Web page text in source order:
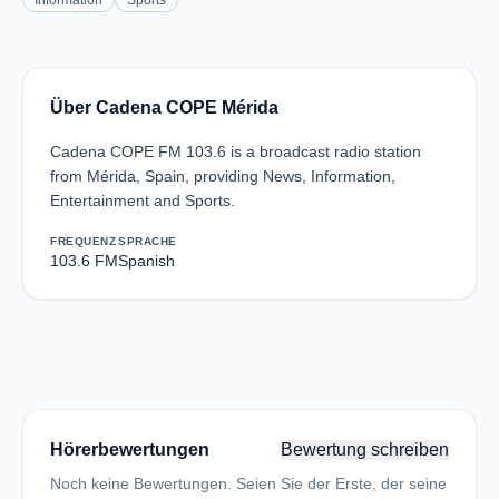
Über Cadena COPE Mérida
Cadena COPE FM 103.6 is a broadcast radio station
from Mérida, Spain, providing News, Information,
Entertainment and Sports.
FREQUENZ
103.6 FM
SPRACHE
Spanish
Hörerbewertungen Bewertung schreiben
Noch keine Bewertungen. Seien Sie der Erste, der seine